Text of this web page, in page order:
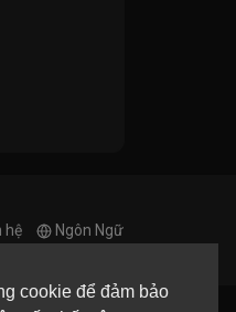
cookie để đảm bảo
hệ Ngôn Ngữ